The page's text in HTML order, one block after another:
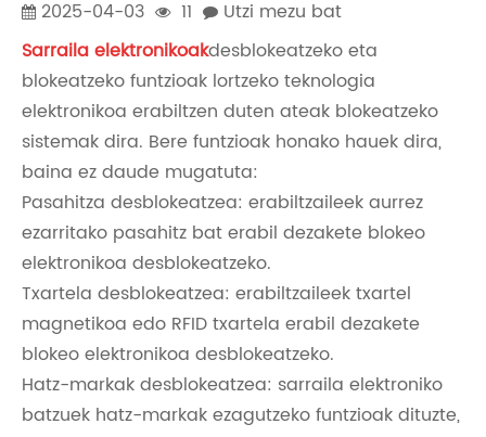
2025-04-03 11
Utzi mezu bat
Sarraila elektronikoakdesblokeatzeko eta
blokeatzeko funtzioak lortzeko teknologia
elektronikoa erabiltzen duten ateak blokeatzeko
sistemak dira. Bere funtzioak honako hauek dira,
baina ez daude mugatuta:
Pasahitza desblokeatzea: erabiltzaileek aurrez
ezarritako pasahitz bat erabil dezakete blokeo
elektronikoa desblokeatzeko.
Txartela desblokeatzea: erabiltzaileek txartel
magnetikoa edo RFID txartela erabil dezakete
blokeo elektronikoa desblokeatzeko.
Hatz-markak desblokeatzea: sarraila elektroniko
batzuek hatz-markak ezagutzeko funtzioak dituzte,